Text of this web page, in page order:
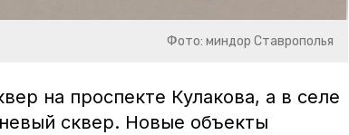
Фото: миндор Ставрополья
на проспекте Кулакова, а в селе
сквер. Новые объекты